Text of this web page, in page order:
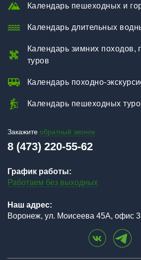
Календарь пешеходных и
Календарь длительных
Календарь зимних походов,
туров
Календарь походно-
Календарь пешеходных
Закажите обратный звонок
8 (473) 220-55-62
График работы:
Работаем без выходных
Наш адрес:
Воронеж, ул. Моисеева 45А, офис 3